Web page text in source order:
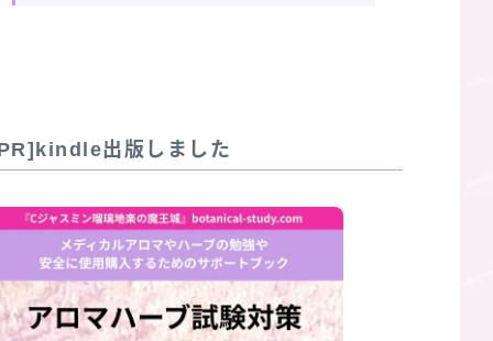
出版しました